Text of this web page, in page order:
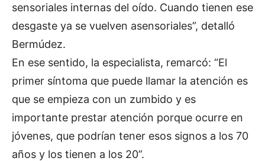
sensoriales internas del oído. Cuando tienen ese
desgaste ya se vuelven asensoriales”, detalló
Bermúdez.
En ese sentido, la especialista, remarcó: “El
primer síntoma que puede llamar la atención es
que se empieza con un zumbido y es
importante prestar atención porque ocurre en
jóvenes, que podrían tener esos signos a los 70
años y los tienen a los 20”.